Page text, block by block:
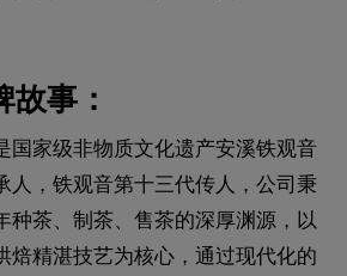
故事：
国家级非物质文化遗产安溪铁观音
人，铁观音第十三代传人，公司秉
种茶、制茶、售茶的深厚渊源，以
焙精湛技艺为核心，通过现代化的